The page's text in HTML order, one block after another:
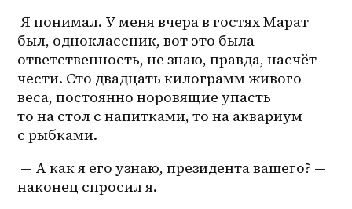
Я понимал. У меня вчера в гостях Марат
был, одноклассник, вот это была
ответственность, не знаю, правда, насчёт
чести. Сто двадцать килограмм живого
веса, постоянно норовящие упасть
то на стол с напитками, то на аквариум
с рыбками.
— А как я его узнаю, президента вашего? —
наконец спросил я.